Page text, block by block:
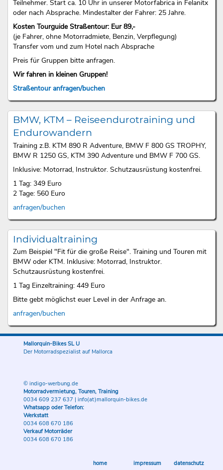
Teilnehmer. Start ca. 10 Uhr in unserer Motorfabrica in Felanitx
oder nach Absprache. Mindestalter der Fahrer: 25 Jahre.
Kosten Tourguide Straßentour: Eur 89,-
(je Fahrer, ohne Motorradmiete, Benzin, Verpflegung)
Transfer vom und zum Hotel nach Absprache
Preis für Gruppen bitte anfragen.
Wir fahren in kleinen Gruppen!
Straßentour anfragen/buchen
BMW, KTM – Reiseendurotraining und
Endurowandern
Training z.B. KTM 890 R Adventure, BMW F 800 GS TROPHY,
BMW R 1250 GS, KTM 390 Adventure und BMW F 700 GS.
Inklusive: Motorrad, Instruktor. Schutzausrüstung kostenfrei.
1 Tag: 349 Euro
2 Tage: 560 Euro
anfragen/buchen
Individualtraining
Zum Beispiel "Fit für die große Reise". Training und Touren mit
BMW oder KTM. Inklusive: Motorrad, Instruktor.
Schutzausrüstung kostenfrei.
1 Tag Einzeltraining: 449 Euro
Bitte gebt möglichst euer Level in der Anfrage an.
anfragen/buchen
Mallorquin-Bikes SL U
Der Motorradspezialist auf Mallorca
© indigo-werbung.de
Motorradvermietung, Touren, Training
0034 609 237 637 | info(at)mallorquin-bikes.de
Whatsapp oder Telefon:
Werkstatt
0034 608 670 186
Verkauf Motorräder
0034 608 670 186
home impressum datenschutz